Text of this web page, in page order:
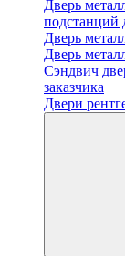
Дверь
подстанций
Дверь
Дверь
Cэндвич
заказчика
Двери